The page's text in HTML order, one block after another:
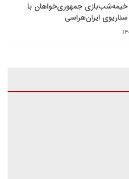
خیمه‌شب‌بازی جمهوری‌خواهان با
سناریوی ایران‌هراسی